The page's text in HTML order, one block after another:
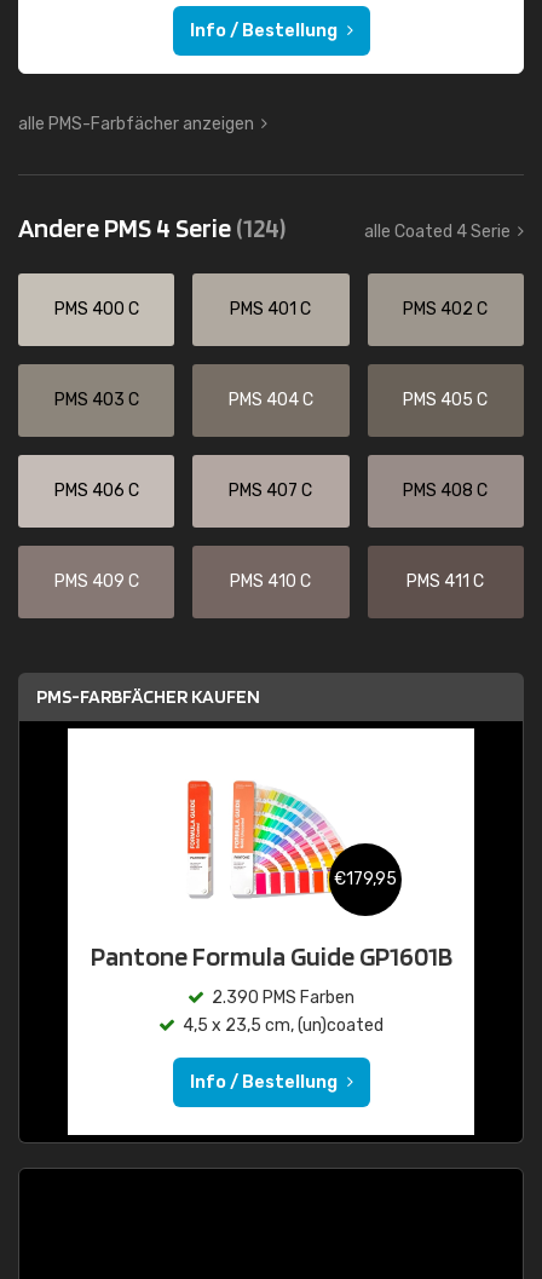
Info / Bestellung
alle PMS-Farbfächer anzeigen
Andere PMS 4 Serie(124) alle Coated 4 Serie
PMS 400 C PMS 401 C PMS 402 C
PMS 403 C PMS 404 C PMS 405 C
PMS 406 C PMS 407 C PMS 408 C
PMS 409 C PMS 410 C PMS 411 C
PMS-FARBFÄCHER KAUFEN
€179,95
Pantone Formula Guide GP1601B
2.390 PMS Farben
4,5 x 23,5 cm, (un)coated
Info / Bestellung